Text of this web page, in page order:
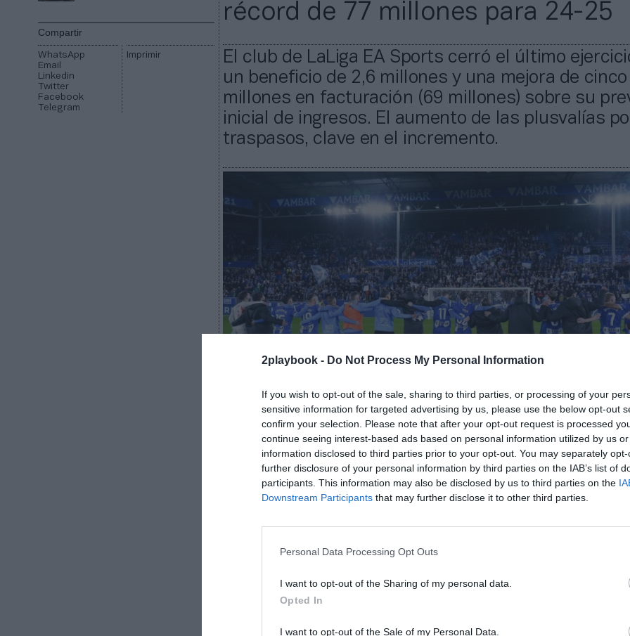
2playbook - Do Not Process My Personal Information
If you wish to opt-out of the sale, sharing to third parties, or processing of your
sensitive information for targeted advertising by us, please use the below opt-out
confirm your selection. Please note that after your opt-out request is processed
continue seeing interest-based ads based on personal information utilized by us
information disclosed to third parties prior to your opt-out. You may separately
further disclosure of your personal information by third parties on the IAB’s list of
participants. This information may also be disclosed by us to third parties on the
Downstream Participants that may further disclose it to other third parties.
Personal Data Processing Opt Outs
I want to opt-out of the Sharing of my personal data.
Opted In
I want to opt-out of the Sale of my Personal Data.
Compartir
WhatsApp
Email
Linkedin
Twitter
Facebook
Telegram
Imprimir
récord de 77 millones para 24-25
El club de LaLiga EA Sports cerró el último
un beneficio de 2,6 millones y una mejora de cinco
millones en facturación (69 millones) sobre su
inicial de ingresos. El aumento de las plusvalías
traspasos, clave en el incremento.
2Playbook 19 de noviembre de 2024
Guardar Me gusta
El Deportivo Alavés recupera la senda de la rentabilidad
en Primera División. El club de LaLiga EA Sports cerró 2023-202